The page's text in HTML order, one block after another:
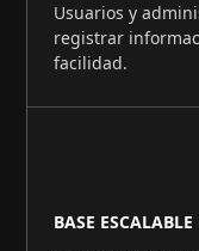
Usuarios y
registrar
facilidad.
BASE ESCALABLE